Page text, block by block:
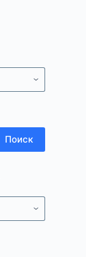
Поиск